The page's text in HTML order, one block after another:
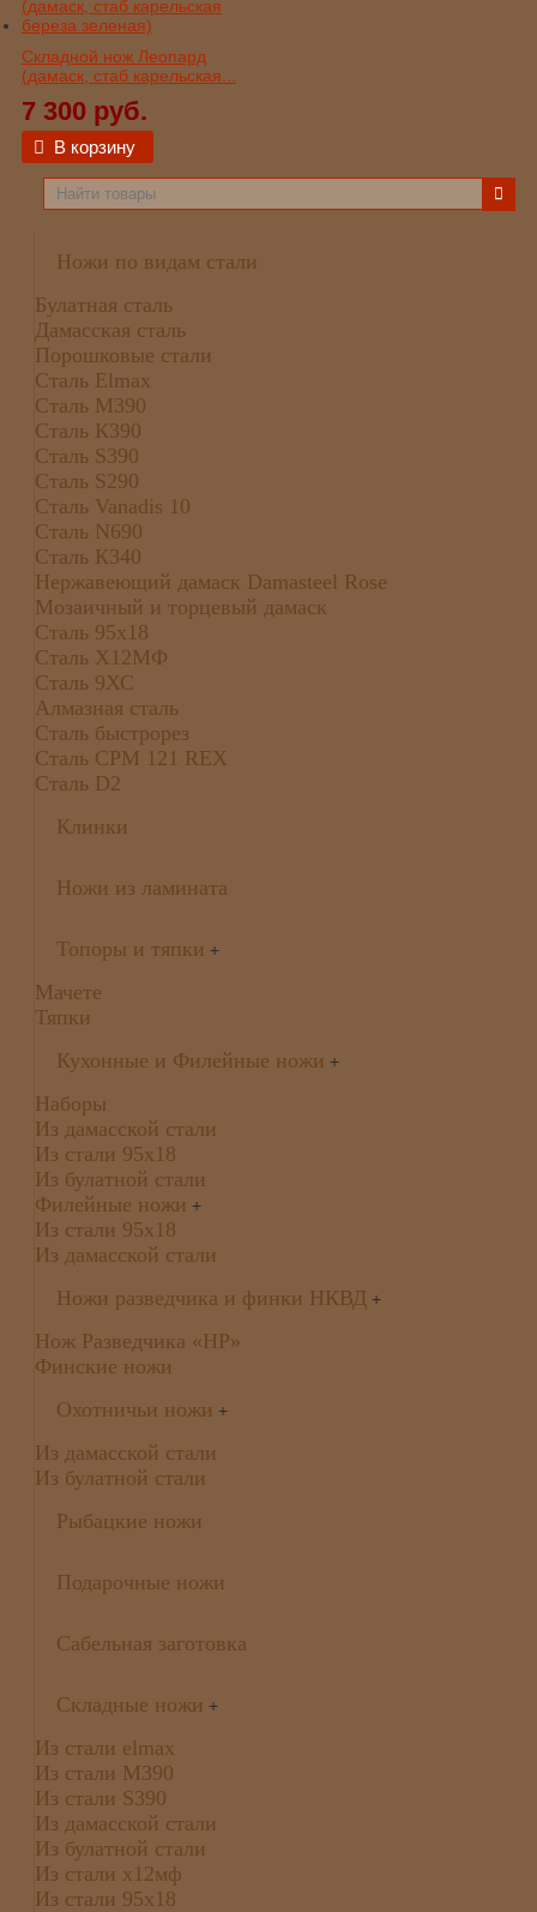
Складной нож Леопард
(дамаск, стаб карельская...
7 300 руб.
В корзину
Ножи по видам стали
Булатная сталь
Дамасская сталь
Порошковые стали
Сталь Elmax
Сталь М390
Сталь К390
Сталь S390
Сталь S290
Сталь Vanadis 10
Сталь N690
Сталь К340
Нержавеющий дамаск Damasteel Rose
Мозаичный и торцевый дамаск
Сталь 95х18
Сталь Х12МФ
Сталь 9ХС
Алмазная сталь
Сталь быстрорез
Сталь CPM 121 REX
Сталь D2
Клинки
Ножи из ламината
Топоры и тяпки +
Мачете
Тяпки
Кухонные и Филейные ножи +
Наборы
Из дамасской стали
Из стали 95х18
Из булатной стали
Филейные ножи +
Из стали 95х18
Из дамасской стали
Ножи разведчика и финки НКВД +
Нож Разведчика «НР»
Финские ножи
Охотничьи ножи +
Из дамасской стали
Из булатной стали
Рыбацкие ножи
Подарочные ножи
Сабельная заготовка
Складные ножи +
Из стали elmax
Из стали М390
Из стали S390
Из дамасской стали
Из булатной стали
Из стали х12мф
Из стали 95х18